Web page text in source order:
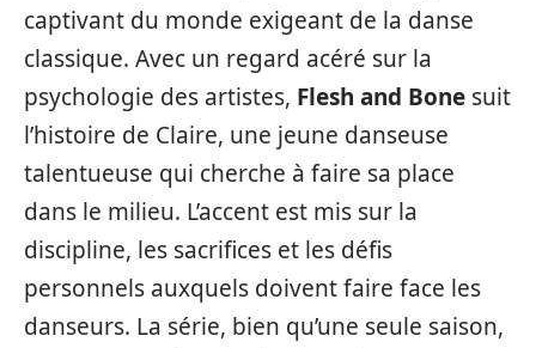
captivant du monde exigeant de la danse
classique. Avec un regard acéré sur la
psychologie des artistes, Flesh and Bone suit
l’histoire de Claire, une jeune danseuse
talentueuse qui cherche à faire sa place
dans le milieu. L’accent est mis sur la
discipline, les sacrifices et les défis
personnels auxquels doivent faire face les
danseurs. La série, bien qu’une seule saison,